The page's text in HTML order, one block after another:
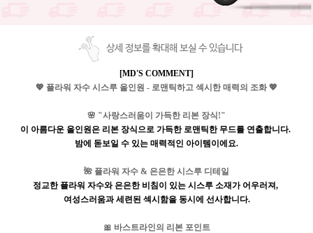
상세 정보를 확대해 보실 수 있습니다
[MD'S COMMENT]
💖 플라워 자수 시스루 올인원 - 로맨틱하고 섹시한 매력의 조화💖
🌸 "사랑스러움이 가득한 리본 장식!"
이 아름다운 올인원은 리본 장식으로 가득한 로맨틱한 무드를 연출합니다.
밤에 돋보일 수 있는 매력적인 아이템이에요.
🌺 플라워 자수 & 은은한 시스루 디테일
정교한 플라워 자수와 은은한 비침이 있는 시스루 소재가 어우러져,
여성스러움과 세련된 섹시함을 동시에 선사합니다.
🎀 바스트라인의 리본 포인트